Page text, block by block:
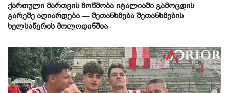
ქართული მართვის მოწმობა იტალიაში გამოცდის
გარეშე აღიარდება — შეთანხმება შეთანხმების
ხელსაწერის მოლოდინშია